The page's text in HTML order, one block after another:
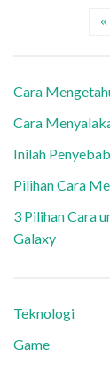
Cara
Cara
Inilah
Pilihan Cara
3 Pilihan Cara
Galaxy
Teknologi
Game